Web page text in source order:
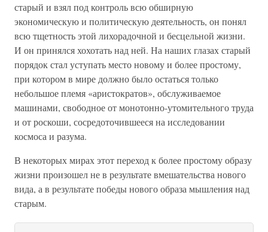
старый и взял под контроль всю обширную
экономическую и политическую деятельность, он понял
всю тщетность этой лихорадочной и бесцельной жизни.
И он принялся хохотать над ней. На наших глазах старый
порядок стал уступать место новому и более простому,
при котором в мире должно было остаться только
небольшое племя «аристократов», обслуживаемое
машинами, свободное от монотонно-утомительного труда
и от роскоши, сосредоточившееся на исследовании
космоса и разума.
В некоторых мирах этот переход к более простому образу
жизни произошел не в результате вмешательства нового
вида, а в результате победы нового образа мышления над
старым.